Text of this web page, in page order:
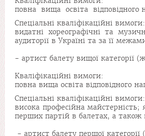
повна вища освіта відповідного
Спеціальні кваліфікаційні вимоги:
видатні хореографічні та
аудиторії в Україні та за її
- артист балету вищої категорії
Кваліфікаційні вимоги:
повна вища освіта відповідного
Спеціальні кваліфікаційні вимоги:
висока професійна майстерність;
перших партій в балетах, а
- артист балету першої